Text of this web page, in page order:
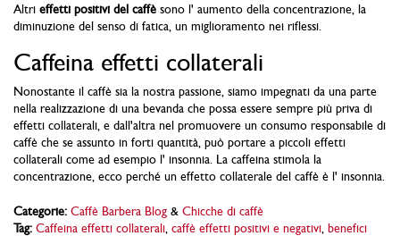
Altri effetti positivi del caffè sono l' aumento della concentrazione, la
diminuzione del senso di fatica, un miglioramento nei riflessi.
Caffeina effetti collaterali
Nonostante il caffè sia la nostra passione, siamo impegnati da una parte
nella realizzazione di una bevanda che possa essere sempre più priva di
effetti collaterali, e dall'altra nel promuovere un consumo responsabile di
caffè che se assunto in forti quantità, può portare a piccoli effetti
collaterali come ad esempio l' insonnia. La caffeina stimola la
concentrazione, ecco perché un effetto collaterale del caffè è l' insonnia.
Categorie: Caffè Barbera Blog & Chicche di caffè
Tag: Caffeina effetti collaterali caffè effetti positivi e negativi benefici